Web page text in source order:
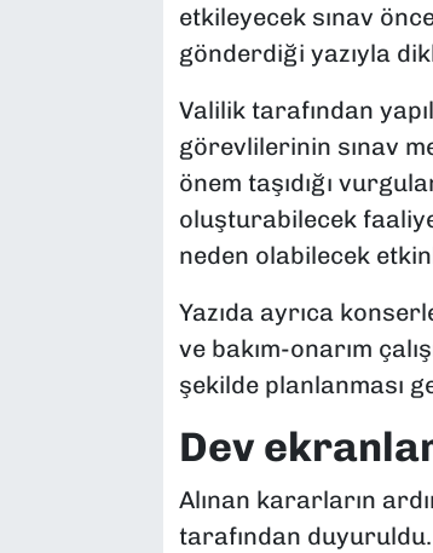
etkileyecek sınav
gönderdiği yazıyla
Valilik tarafından
görevlilerinin sınav
önem taşıdığı
oluşturabilecek
neden olabilecek
Yazıda ayrıca
ve bakım-onarım
şekilde planlanması
Dev
Alınan kararların
tarafından